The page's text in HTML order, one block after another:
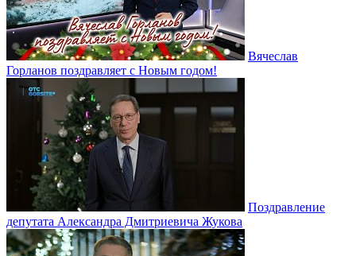
Вячеслав
Горланов поздравляет с Новым годом!
Поздравление
депутата Александра Дмитриевича Жукова